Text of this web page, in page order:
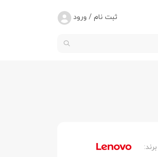
ثبت نام / ورود
برند: